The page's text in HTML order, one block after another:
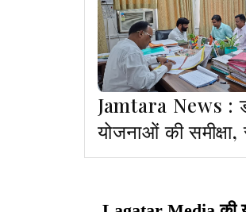
Jamtara News :
योजनाओं की
करने का निर्देश